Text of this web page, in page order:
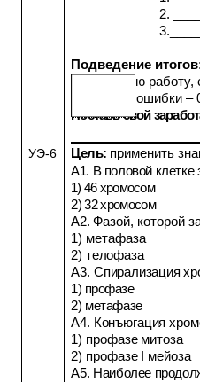
2.
Подведение
Оцени свою
Если есть ошибки –
Поставь свой
УЭ-6 Цель: применить
А1. В половой клетке
1) 46
2) 32
А2.Фазой, которой
1) метафаза
2)
А3. Спирализация
1) профазе
2) метафазе
А4. Конъюгация
1) профазе
2) профазе
А5. Наиболее